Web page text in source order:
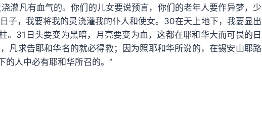
头
键
来
增
灌凡有血气的。你们的儿女要说预言，你们的老年人要作异梦，少
子，我要将我的灵浇灌我的仆人和使女。30在天上地下，我要显出
。31日头要变为黑暗，月亮要变为血，这都在耶和华大而可畏的日
凡求告耶和华名的就必得救；因为照耶和华所说的，在锡安山耶路
的人中必有耶和华所召的。”